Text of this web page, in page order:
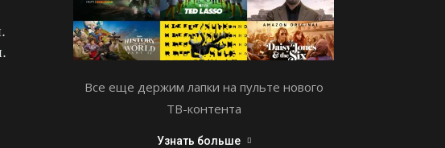
Все еще держим лапки на пульте нового
ТВ-контента
Узнать больше